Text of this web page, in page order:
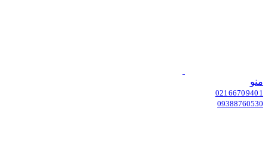
منو
02166709401
09388760530